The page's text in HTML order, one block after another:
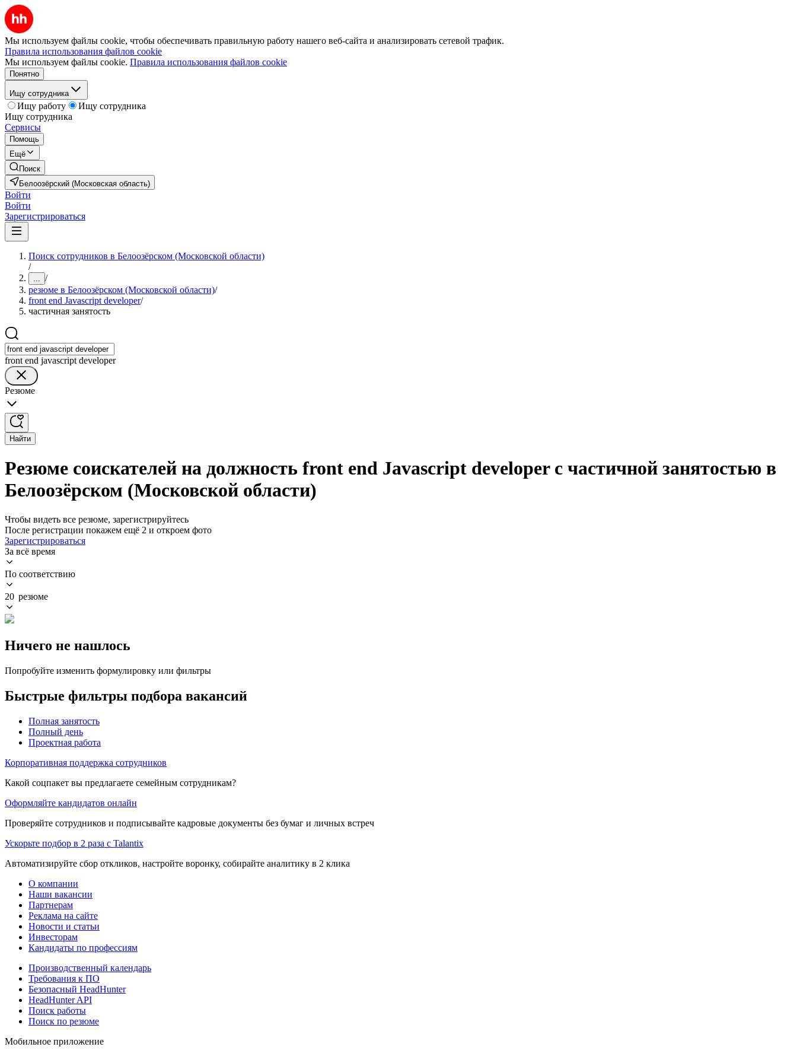
Мы используем файлы cookie, чтобы обеспечивать правильную работу нашего веб-сайта и анализировать сетевой трафик.
Правила использования файлов cookie
Мы используем файлы cookie. Правила использования файлов cookie
Понятно
Ищу сотрудника
Ищу работу
Ищу сотрудника
Ищу сотрудника
Сервисы
Помощь
Ещё
Поиск
Белоозёрский (Московская область)
Войти
Войти
Зарегистрироваться
Поиск сотрудников в Белоозёрском (Московской области)
/
... /
резюме в Белоозёрском (Московской области)/
front end Javascript developer/
частичная занятость
front end javascript developer
Резюме
Найти
Резюме соискателей на должность front end Javascript developer с частичной занятостью в
Белоозёрском (Московской области)
Чтобы видеть все резюме, зарегистрируйтесь
После регистрации покажем ещё 2 и откроем фото
Зарегистрироваться
За всё время
По соответствию
20 резюме
Ничего не нашлось
Попробуйте изменить формулировку или фильтры
Быстрые фильтры подбора вакансий
Полная занятость
Полный день
Проектная работа
Корпоративная поддержка сотрудников
Какой соцпакет вы предлагаете семейным сотрудникам?
Оформляйте кандидатов онлайн
Проверяйте сотрудников и подписывайте кадровые документы без бумаг и личных встреч
Ускорьте подбор в 2 раза с Talantix
Автоматизируйте сбор откликов, настройте воронку, собирайте аналитику в 2 клика
О компании
Наши вакансии
Партнерам
Реклама на сайте
Новости и статьи
Инвесторам
Кандидаты по профессиям
Производственный календарь
Требования к ПО
Безопасный HeadHunter
HeadHunter API
Поиск работы
Поиск по резюме
Мобильное приложение